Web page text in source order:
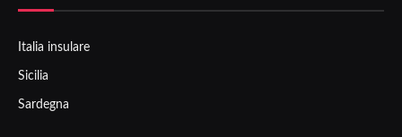
Italia insulare
Sicilia
Sardegna